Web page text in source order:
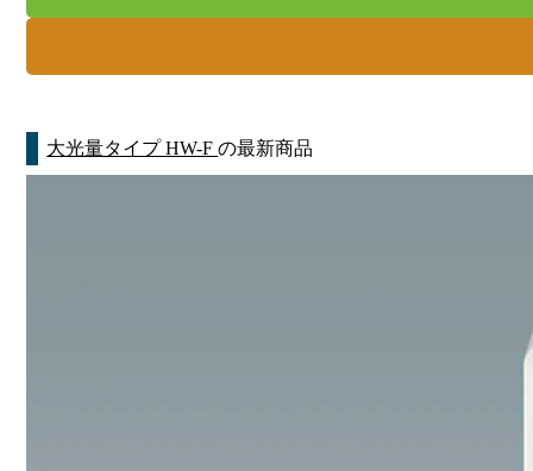
大光量タイプ HW-Fの最新商品